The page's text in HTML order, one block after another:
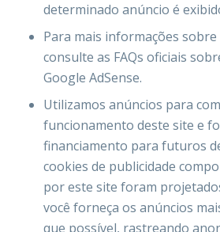
determinado anúncio é
Para mais informações sobre
consulte as FAQs oficiais
Google AdSense.
Utilizamos anúncios para
funcionamento deste site e
financiamento para futuros
cookies de publicidade
por este site foram
você forneça os anúncios
que possível, rastreando